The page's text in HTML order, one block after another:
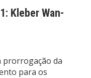
Kleber Wan-
prorrogação da
para os